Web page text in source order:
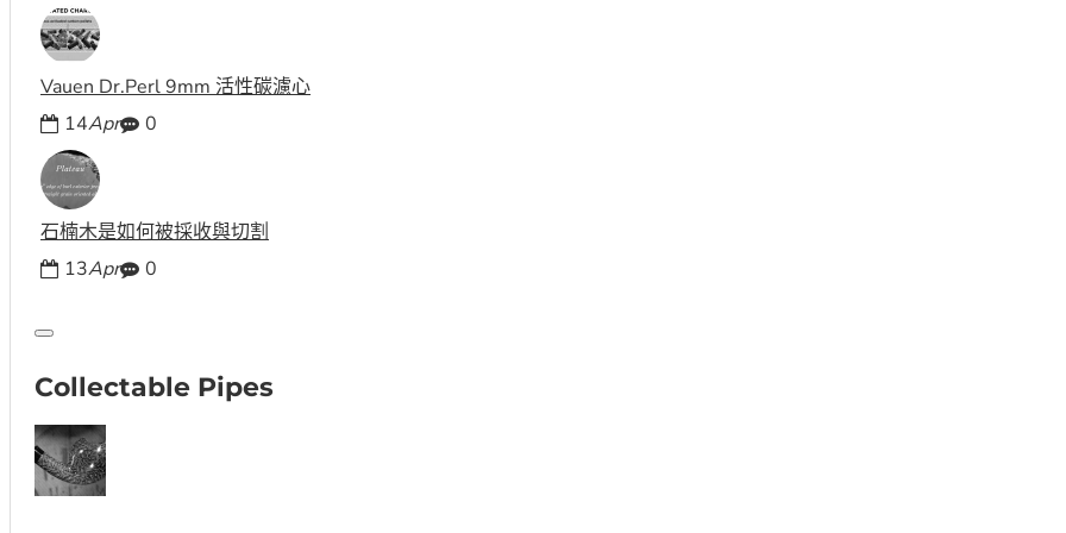
Vauen Dr.Perl 9mm 活性碳濾心
14Apr 0
石楠木是如何被採收與切割
13Apr 0
Collectable Pipes